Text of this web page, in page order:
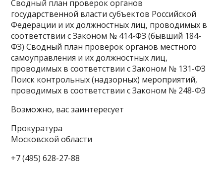
Сводный план проверок органов
государственной власти субъектов Российской
Федерации и их должностных лиц, проводимых в
соответствии с Законом № 414-ФЗ (бывший 184-
ФЗ) Сводный план проверок органов местного
самоуправления и их должностных лиц,
проводимых в соответствии с Законом № 131-ФЗ
Поиск контрольных (надзорных) мероприятий,
проводимых в соответствии с Законом № 248-ФЗ
Возможно, вас заинтересует
Прокуратура
Московской области
+7 (495) 628-27-88